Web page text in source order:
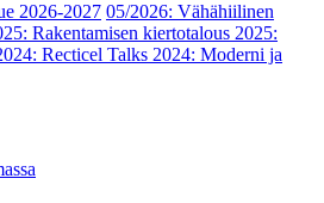
2026-2027 05/2026: Vähähiilinen
Rakentamisen kiertotalous 2025:
Recticel Talks 2024: Moderni ja